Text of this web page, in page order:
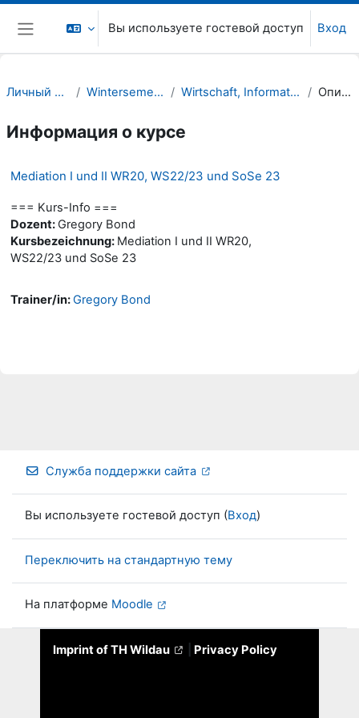
Перейти к основному содержанию
Боковая панель
Вы используете гостевой доступ Вход
Личный кабинет Wintersemester 22/23 Wirtschaft, Informatik, Recht (WIR) Описание
Информация о курсе
Mediation I und II WR20, WS22/23 und SoSe 23
=== Kurs-Info ===
Dozent: Gregory Bond
Kursbezeichnung: Mediation I und II WR20,
WS22/23 und SoSe 23
Trainer/in:Gregory Bond
Служба поддержки сайта
Вы используете гостевой доступ (Вход)
Переключить на стандартную тему
На платформе Moodle
Imprint of TH Wildau Privacy Policy